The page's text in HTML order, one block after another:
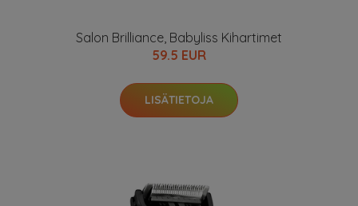
Salon Brilliance, Babyliss Kihartimet
59.5 EUR
LISÄTIETOJA